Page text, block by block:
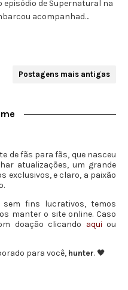
de Supernatural na
acompanhad…
Postagens mais antigas
de fãs para fãs, que nasceu
atualizações, um grande
exclusivos, e claro, a paixão
fins lucrativos, temos
manter o site online. Caso
doação clicando aqui ou
para você, hunter. 🖤